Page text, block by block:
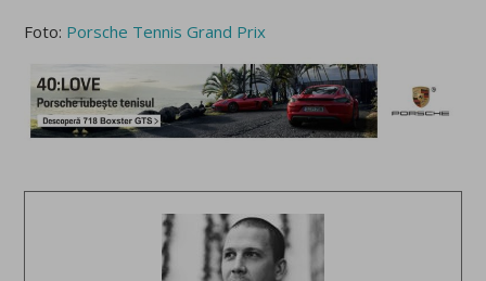
Foto: Porsche Tennis Grand Prix